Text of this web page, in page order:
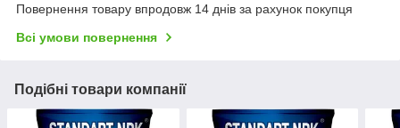
Повернення товару впродовж 14 днів за рахунок покупця
Всі умови повернення
Подібні товари компанії